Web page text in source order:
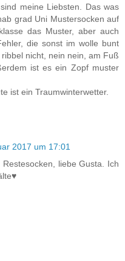
meine Liebsten. Das was
grad Uni Mustersocken auf
das Muster, aber auch
die sonst im wolle bunt
nicht, nein nein, am Fuß
ist es ein Zopf muster
ist ein Traumwinterwetter.
2017 um 17:01
liebe Gusta. Ich